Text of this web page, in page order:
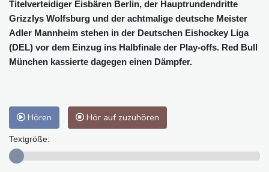
Titelverteidiger Eisbären Berlin, der Hauptrundendritte
Grizzlys Wolfsburg und der achtmalige deutsche Meister
Adler Mannheim stehen in der Deutschen Eishockey Liga
(DEL) vor dem Einzug ins Halbfinale der Play-offs. Red Bull
München kassierte dagegen einen Dämpfer.
Hören Hör auf zuzuhören
Textgröße: